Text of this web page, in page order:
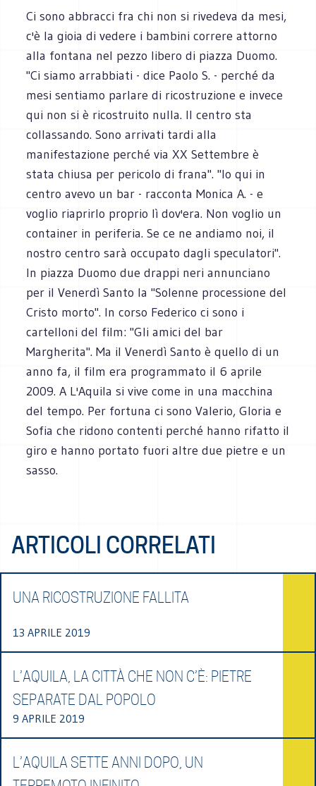
Ci sono abbracci fra chi non si rivedeva da mesi,
c'è la gioia di vedere i bambini correre attorno
alla fontana nel pezzo libero di piazza Duomo.
"Ci siamo arrabbiati - dice Paolo S. - perché da
mesi sentiamo parlare di ricostruzione e invece
qui non si è ricostruito nulla. Il centro sta
collassando. Sono arrivati tardi alla
manifestazione perché via XX Settembre è
stata chiusa per pericolo di frana". "Io qui in
centro avevo un bar - racconta Monica A. - e
voglio riaprirlo proprio lì dov'era. Non voglio un
container in periferia. Se ce ne andiamo noi, il
nostro centro sarà occupato dagli speculatori".
In piazza Duomo due drappi neri annunciano
per il Venerdì Santo la "Solenne processione del
Cristo morto". In corso Federico ci sono i
cartelloni del film: "Gli amici del bar
Margherita". Ma il Venerdì Santo è quello di un
anno fa, il film era programmato il 6 aprile
2009. A L'Aquila si vive come in una macchina
del tempo. Per fortuna ci sono Valerio, Gloria e
Sofia che ridono contenti perché hanno rifatto il
giro e hanno portato fuori altre due pietre e un
sasso.
ARTICOLI CORRELATI
UNA RICOSTRUZIONE FALLITA
13 APRILE 2019
L’AQUILA, LA CITTÀ CHE NON C’È: PIETRE
SEPARATE DAL POPOLO
9 APRILE 2019
L’AQUILA SETTE ANNI DOPO, UN